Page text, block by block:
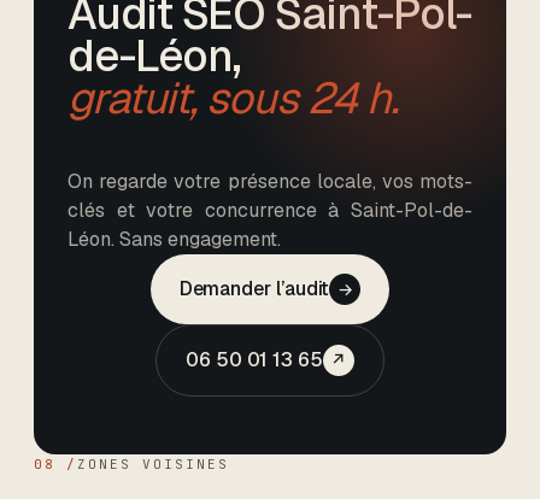
Audit SEO Saint-Pol-
de-Léon,
gratuit, sous 24 h.
On regarde votre présence locale, vos mots-
clés et votre concurrence à Saint-Pol-de-
Léon. Sans engagement.
Demander l’audit →
06 50 01 13 65 ↗
08 / ZONES VOISINES